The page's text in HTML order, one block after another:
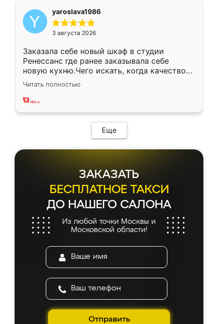
yaroslava1986
3 августа 2026
Заказала себе новый шкаф в студии
Ренессанс где ранее заказывала себе
новую кухню.Чего искать, когда качеством
вполне довольна. Служит кухня уже почти
два года, нареканий нет.
Читать полностью
Еще
ЗАКАЗАТЬ
БЕСПЛАТНОЕ ТАКСИ
ДО НАШЕГО САЛОНА
Из любой точки Москвы и
Московской области!
Отправить